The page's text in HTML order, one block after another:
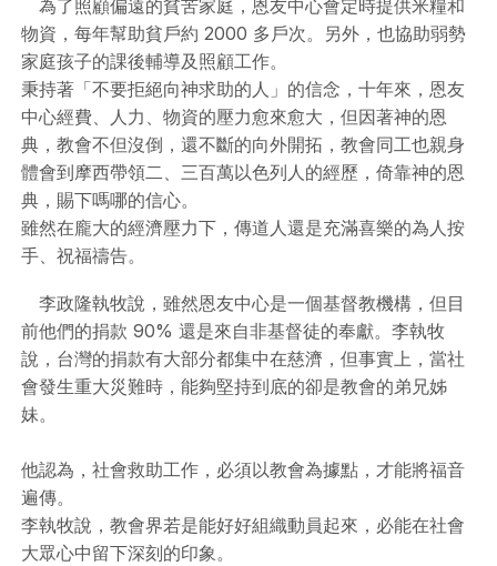
為了照顧偏遠的貧苦家庭，恩友中心會定時提供米糧和
物資，每年幫助貧戶約 2000 多戶次。 另外，也協助弱勢
家庭孩子的課後輔導及照顧工作。
秉持著「不要拒絕向神求助的人」的信念，十年來，恩友
中心經費、人力、物資的壓力愈來愈大，但因著神的恩
典，教會不但沒倒，還不斷的向外開拓，教會同工也親身
體會到摩西帶領二、三百萬以色列人的經歷，倚靠神的恩
典，賜下嗎哪的信心。
雖然在龐大的經濟壓力下，傳道人還是充滿喜樂的為人按
手、祝福禱告。
李政隆執牧說，雖然恩友中心是一個基督教機構，但目
前他們的捐款 90% 還是來自非基督徒的奉獻。 李執牧
說，台灣的捐款有大部分都集中在慈濟，但事實上，當社
會發生重大災難時，能夠堅持到底的卻是教會的弟兄姊
妹。
他認為，社會救助工作，必須以教會為據點，才能將福音
遍傳。
李執牧說，教會界若是能好好組織動員起來，必能在社會
大眾心中留下深刻的印象。